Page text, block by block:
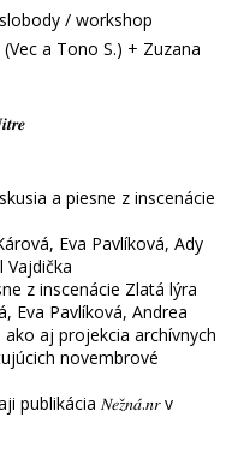
/ workshop
a Tono S.) + Zuzana
a piesne z inscenácie
Eva Pavlíková, Ady
Vajdička
z inscenácie Zlatá lýra
Eva Pavlíková, Andrea
aj projekcia archívnych
novembrové
publikácia 𝑁𝑒𝑧̌𝑛𝑎́.𝑛𝑟 v